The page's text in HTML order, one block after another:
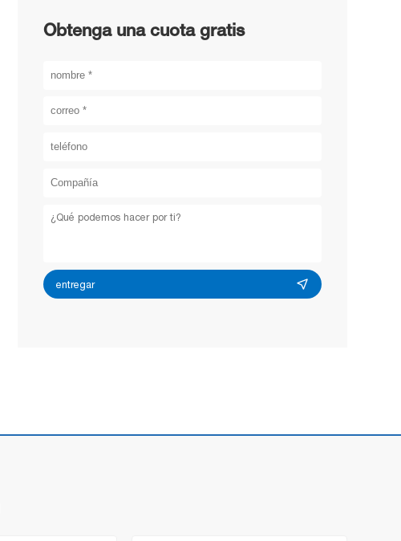
Obtenga una cuota gratis
entregar